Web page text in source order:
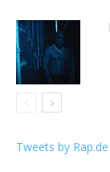
Tweets by Rap.de